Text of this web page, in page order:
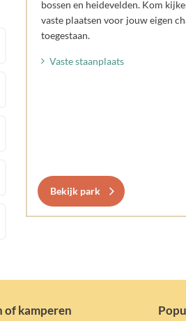
bossen en heidevelden. Kom
vaste plaatsen voor jouw eigen
toegestaan.
Vaste staanplaats
Bekijk park
of kamperen